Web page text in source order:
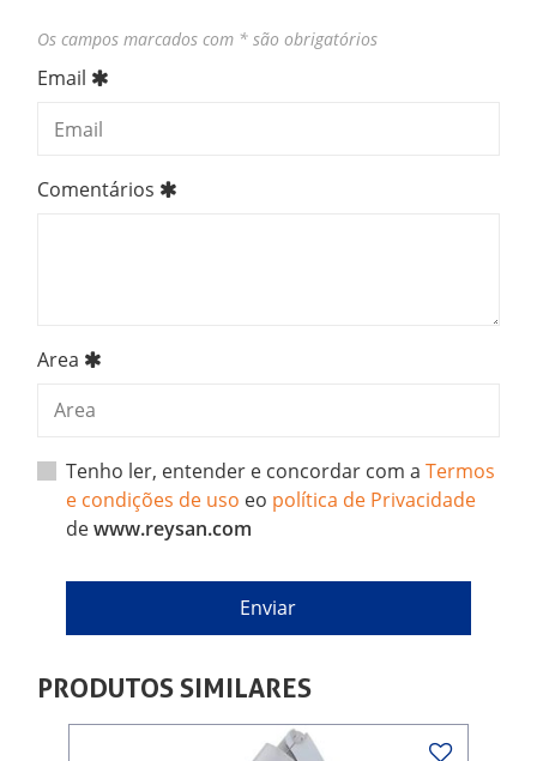
Os campos marcados com * são obrigatórios
Email
Comentários
Area
Tenho ler, entender e concordar com aTermos
e condições de uso eo política de Privacidade
dewww.reysan.com
PRODUTOS SIMILARES